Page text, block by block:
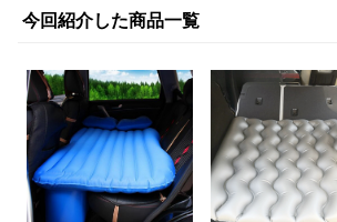
今回紹介した商品一覧